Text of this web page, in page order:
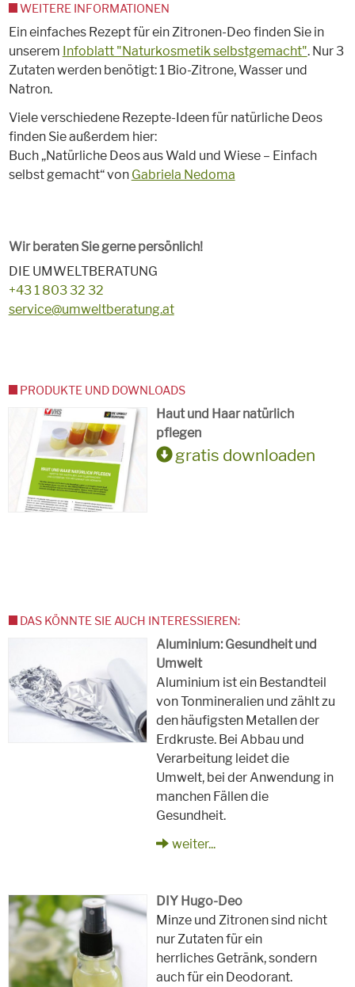
WEITERE INFORMATIONEN
Ein einfaches Rezept für ein Zitronen-Deo finden Sie in
unserem Infoblatt "Naturkosmetik selbstgemacht". Nur 3
Zutaten werden benötigt: 1 Bio-Zitrone, Wasser und
Natron.
Viele verschiedene Rezepte-Ideen für natürliche Deos
finden Sie außerdem hier:
Buch „Natürliche Deos aus Wald und Wiese – Einfach
selbst gemacht“ von Gabriela Nedoma
Wir beraten Sie gerne persönlich!
DIE UMWELTBERATUNG
+43 1 803 32 32
service@umweltberatung.at
PRODUKTE UND DOWNLOADS
Haut und Haar natürlich
pflegen
gratis downloaden
DAS KÖNNTE SIE AUCH INTERESSIEREN:
Aluminium: Gesundheit und
Umwelt
Aluminium ist ein Bestandteil
von Tonmineralien und zählt zu
den häufigsten Metallen der
Erdkruste. Bei Abbau und
Verarbeitung leidet die
Umwelt, bei der Anwendung in
manchen Fällen die
Gesundheit.
weiter...
DIY Hugo-Deo
Minze und Zitronen sind nicht
nur Zutaten für ein
herrliches Getränk, sondern
auch für ein Deodorant.